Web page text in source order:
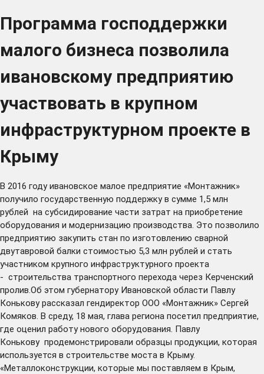
Программа господдержки
малого бизнеса позволила
ивановскому предприятию
участвовать в крупном
инфраструктурном проекте в
Крыму
В 2016 году ивановское малое предприятие «Монтажник»
получило государственную поддержку в сумме 1,5 млн
рублей на субсидирование части затрат на приобретение
оборудования и модернизацию производства. Это позволило
предприятию закупить стан по изготовлению сварной
двутавровой балки стоимостью 5,3 млн рублей и стать
участником крупного инфраструктурного проекта
- строительства транспортного перехода через Керченский
пролив.Об этом губернатору Ивановской области Павлу
Конькову рассказал гендиректор ООО «Монтажник» Сергей
Комяков. В среду, 18 мая, глава региона посетил предприятие,
где оценил работу нового оборудования. Павлу
Конькову продемонстрировали образцы продукции, которая
используется в строительстве моста в Крыму.
«Металлоконструкции, которые мы поставляем в Крым,